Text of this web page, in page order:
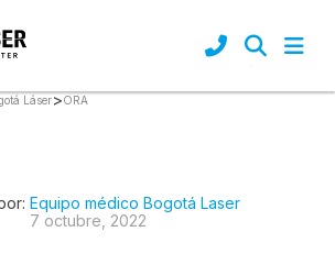
Láser>ORA
Equipo médico Bogotá Laser
7 octubre, 2022